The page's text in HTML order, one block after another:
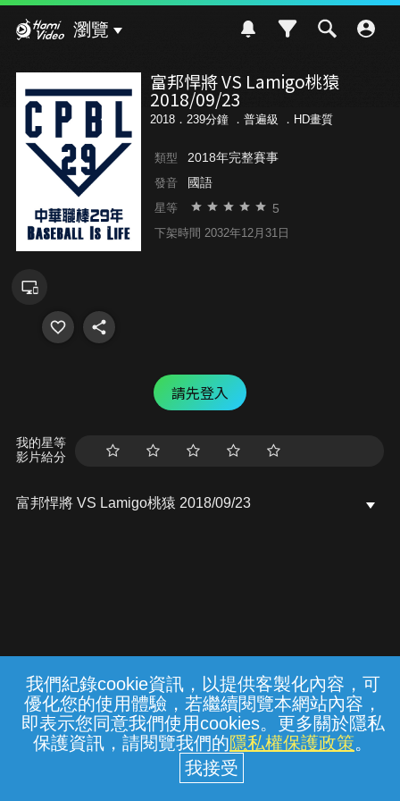
我們紀錄cookie資訊，以提供客製化內容，可
優化您的使用體驗，若繼續閱覽本網站內容，
即表示您同意我們使用cookies。更多關於隱私
保護資訊，請閱覽我們的隱私權保護政策。
瀏覽
富邦悍將 VS Lamigo桃猿
2018/09/23
2018．239分鐘 ． 普遍級 ．HD畫質
類型 2018年完整賽事
發音 國語
星等 5
下架時間 2032年12月31日
請先登入
我的星等
影片給分
富邦悍將 VS Lamigo桃猿 2018/09/23
常見問題 線上客服 服務條款 隱私權保護
中華電信股份有限公司個人家庭分公司
(統一編號：96979949) © 2026
{{notifyMsg}}